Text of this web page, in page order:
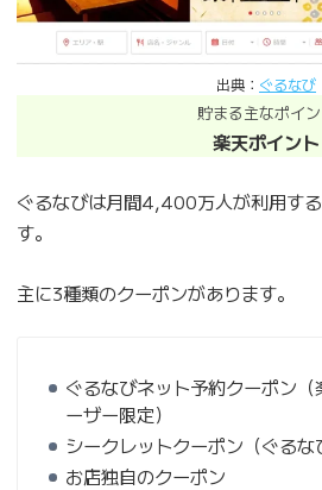
出典： ぐるなび
貯まる主なポイ
楽天ポイント
ぐるなびは月間4,400万人が利用す
す。
主に3種類のクーポンがあります。
ぐるなびネット予約クーポン
ーザー限定）
シークレットクーポン（ぐるな
お店独自のクーポン